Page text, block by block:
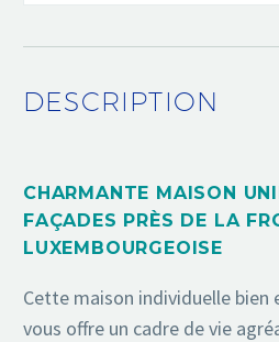
DESCRIPTION
CHARMANTE MAISON
FAÇADES PRÈS DE LA
LUXEMBOURGEOISE
Cette maison individuelle bien
vous offre un cadre de vie